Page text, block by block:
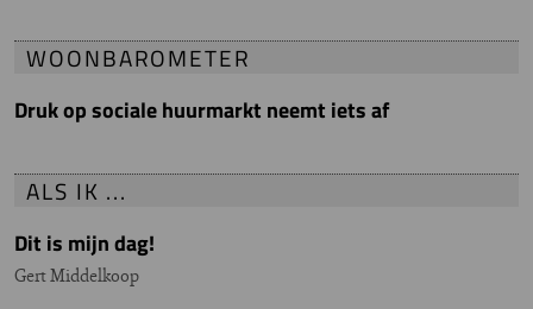
WOONBAROMETER
Druk op sociale huurmarkt neemt iets af
ALS IK ...
Dit is mijn dag!
Gert Middelkoop